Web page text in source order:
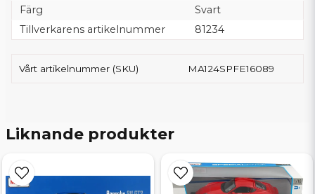
Färg
Svart
Tillverkarens artikelnummer
81234
Vårt artikelnummer (SKU) MA124SPFE16089
Liknande produkter